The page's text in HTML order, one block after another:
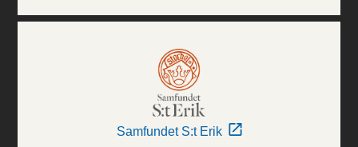
Samfundet S:t Erik